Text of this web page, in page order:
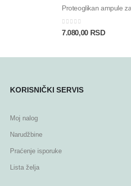
0out of 5
7.080,00 RSD
KORISNIČKI SERVIS
Moj nalog
Narudžbine
Praćenje isporuke
Lista želja